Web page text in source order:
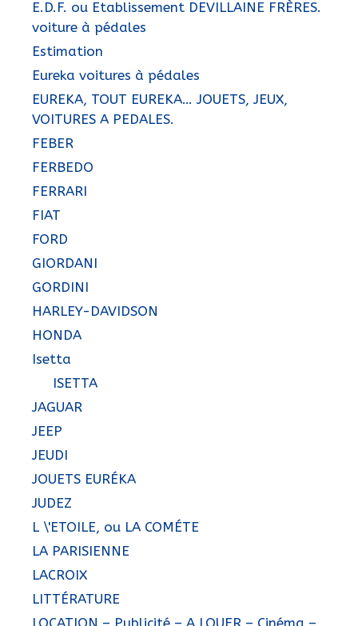
E.D.F. ou Etablissement DEVILLAINE FRÈRES.
voiture à pédales
Estimation
Eureka voitures à pédales
EUREKA, TOUT EUREKA… JOUETS, JEUX,
VOITURES A PEDALES.
FEBER
FERBEDO
FERRARI
FIAT
FORD
GIORDANI
GORDINI
HARLEY-DAVIDSON
HONDA
Isetta
ISETTA
JAGUAR
JEEP
JEUDI
JOUETS EURÉKA
JUDEZ
L \'ETOILE, ou LA COMÉTE
LA PARISIENNE
LACROIX
LITTÉRATURE
LOCATION – Publicité – A LOUER – Cinéma –